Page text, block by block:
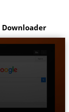
Downloader